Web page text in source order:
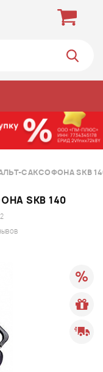
САКСОФОНА SKB
SKB 140